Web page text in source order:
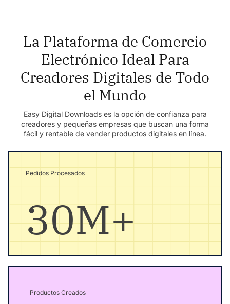
La Plataforma de Comercio
Electrónico Ideal Para
Creadores Digitales de Todo
el Mundo
Easy Digital Downloads es la opción de confianza para
creadores y pequeñas empresas que buscan una forma
fácil y rentable de vender productos digitales en línea.
Pedidos Procesados
30M+
Productos Creados